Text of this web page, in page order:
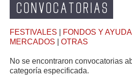
CONVOCATORIAS
FESTIVALES FONDOS Y AYUDA
MERCADOS
OTRAS
No se encontraron convocatorias
categoría especificada.